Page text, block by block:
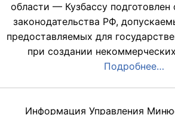
области — Кузбассу
законодательства РФ,
предоставляемых для
при создании
Подробнее…
Информация Управления